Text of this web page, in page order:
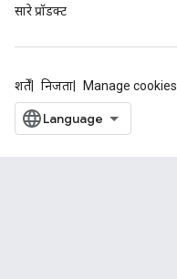
सारे प्रॉडक्ट
शर्तें निजता Manage cookies